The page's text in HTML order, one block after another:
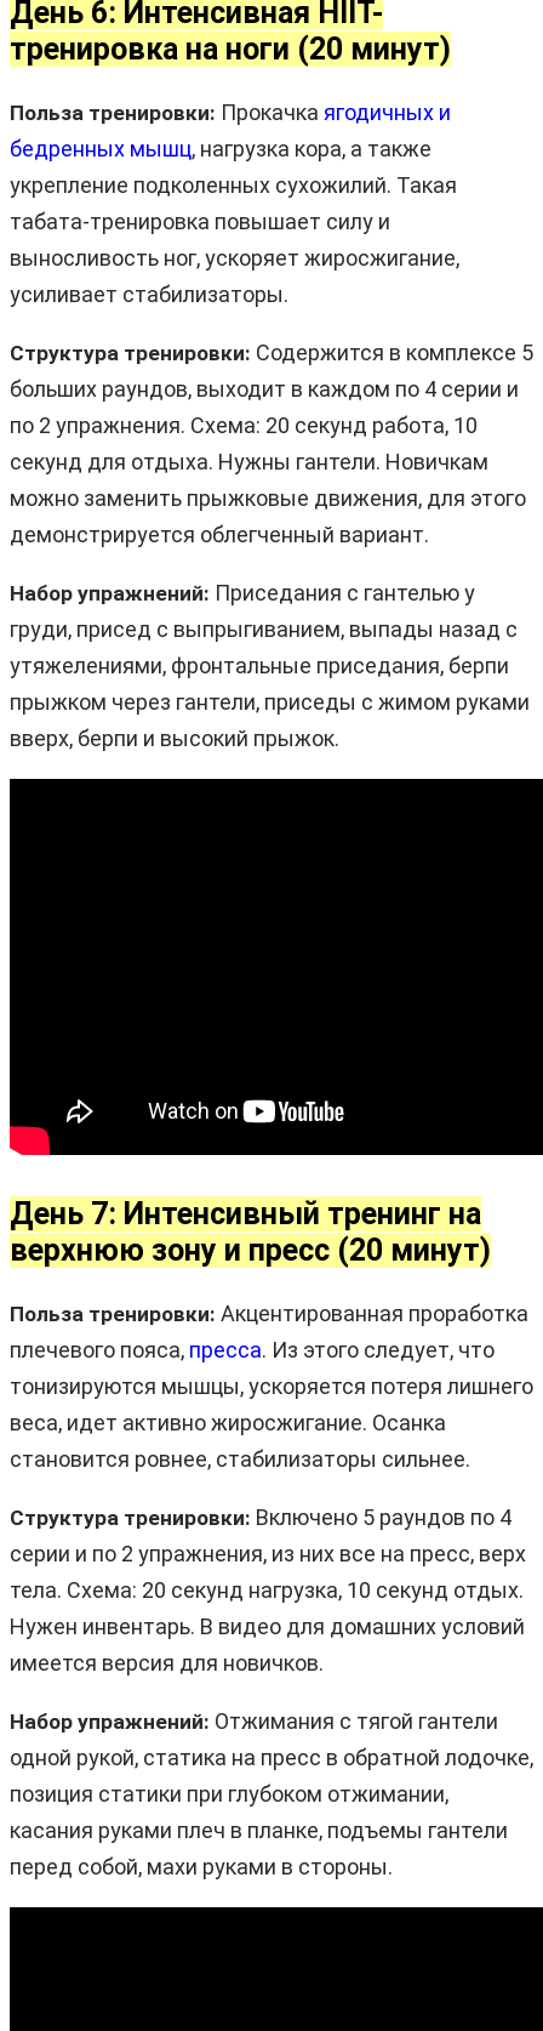
День 6: Интенсивная HIIT-
тренировка на ноги (20 минут)
Польза тренировки: Прокачка ягодичных и
бедренных мышц, нагрузка кора, а также
укрепление подколенных сухожилий. Такая
табата-тренировка повышает силу и
выносливость ног, ускоряет жиросжигание,
усиливает стабилизаторы.
Структура тренировки: Содержится в комплексе 5
больших раундов, выходит в каждом по 4 серии и
по 2 упражнения. Схема: 20 секунд работа, 10
секунд для отдыха. Нужны гантели. Новичкам
можно заменить прыжковые движения, для этого
демонстрируется облегченный вариант.
Набор упражнений: Приседания с гантелью у
груди, присед с выпрыгиванием, выпады назад с
утяжелениями, фронтальные приседания, берпи
прыжком через гантели, приседы с жимом руками
вверх, берпи и высокий прыжок.
День 7: Интенсивный тренинг на
верхнюю зону и пресс (20 минут)
Польза тренировки: Акцентированная проработка
плечевого пояса, пресса. Из этого следует, что
тонизируются мышцы, ускоряется потеря лишнего
веса, идет активно жиросжигание. Осанка
становится ровнее, стабилизаторы сильнее.
Структура тренировки: Включено 5 раундов по 4
серии и по 2 упражнения, из них все на пресс, верх
тела. Схема: 20 секунд нагрузка, 10 секунд отдых.
Нужен инвентарь. В видео для домашних условий
имеется версия для новичков.
Набор упражнений: Отжимания с тягой гантели
одной рукой, статика на пресс в обратной лодочке,
позиция статики при глубоком отжимании,
касания руками плеч в планке, подъемы гантели
перед собой, махи руками в стороны.